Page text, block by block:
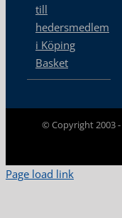
till
hedersmedlem
i Köping
Basket
© Copyright 2003 -
Page load link